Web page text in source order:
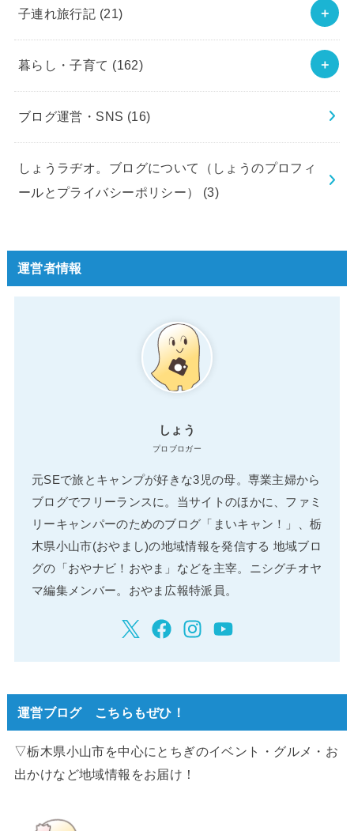
子連れ旅行記 (21)
暮らし・子育て (162)
ブログ運営・SNS (16)
しょうラヂオ。ブログについて（しょうのプロフィ
ールとプライバシーポリシー） (3)
運営者情報
しょう
プロブロガー
元SEで旅とキャンプが好きな3児の母。専業主婦から
ブログでフリーランスに。当サイトのほかに、ファミ
リーキャンパーのためのブログ「まいキャン！」、栃
木県小山市(おやまし)の地域情報を発信する 地域ブロ
グの「おやナビ！おやま」などを主宰。ニシグチオヤ
マ編集メンバー。おやま広報特派員。
運営ブログ こちらもぜひ！
▽栃木県小山市を中心にとちぎのイベント・グルメ・お
出かけなど地域情報をお届け！